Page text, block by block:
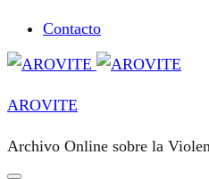
Contacto
AROVITE
Archivo Online sobre la